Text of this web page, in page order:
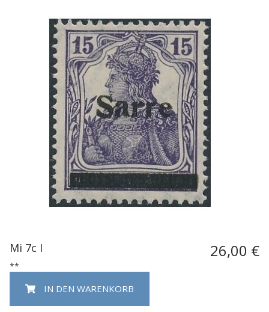
Mi 7c I 26,00 €
**
IN DEN WARENKORB